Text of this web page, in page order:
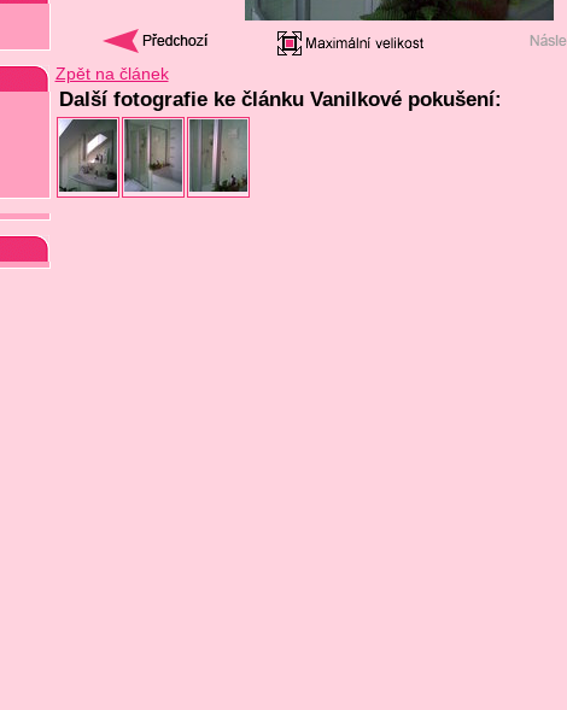
Zpět na článek
Další fotografie ke článku Vanilkové pokušení: